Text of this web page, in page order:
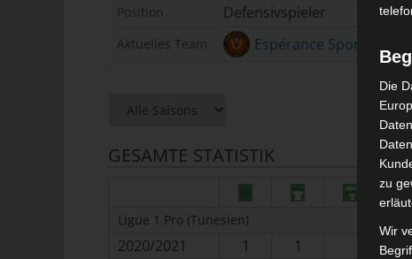
Position Defensivspieler
Aktuelles Team Espérance Sportive de
GESAMTE STATISTIK
Ligue 1 Pro (Tunesien)
2020/2021 1 1
Die
zu
Wir